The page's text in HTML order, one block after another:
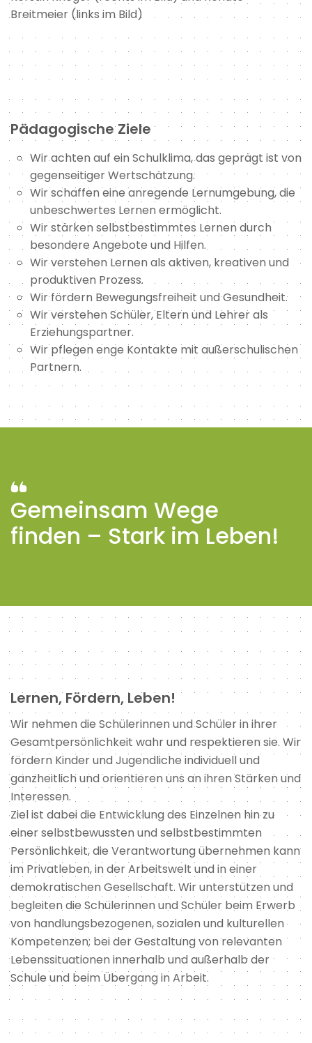
Breitmeier (links im Bild)
Pädagogische Ziele
Wir achten auf ein Schulklima, das geprägt ist von
gegenseitiger Wertschätzung.
Wir schaffen eine anregende Lernumgebung, die
unbeschwertes Lernen ermöglicht.
Wir stärken selbstbestimmtes Lernen durch
besondere Angebote und Hilfen.
Wir verstehen Lernen als aktiven, kreativen und
produktiven Prozess.
Wir fördern Bewegungsfreiheit und Gesundheit.
Wir verstehen Schüler, Eltern und Lehrer als
Erziehungspartner.
Wir pflegen enge Kontakte mit außerschulischen
Partnern.
Gemeinsam Wege
finden – Stark im Leben!
Lernen, Fördern, Leben!
Wir nehmen die Schülerinnen und Schüler in ihrer
Gesamtpersönlichkeit wahr und respektieren sie. Wir
fördern Kinder und Jugendliche individuell und
ganzheitlich und orientieren uns an ihren Stärken und
Interessen.
Ziel ist dabei die Entwicklung des Einzelnen hin zu
einer selbstbewussten und selbstbestimmten
Persönlichkeit, die Verantwortung übernehmen kann
im Privatleben, in der Arbeitswelt und in einer
demokratischen Gesellschaft. Wir unterstützen und
begleiten die Schülerinnen und Schüler beim Erwerb
von handlungsbezogenen, sozialen und kulturellen
Kompetenzen; bei der Gestaltung von relevanten
Lebenssituationen innerhalb und außerhalb der
Schule und beim Übergang in Arbeit.